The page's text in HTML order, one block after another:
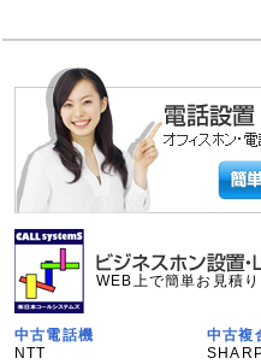
WEB上で簡単お見積
中古電話機
NTT
中古複